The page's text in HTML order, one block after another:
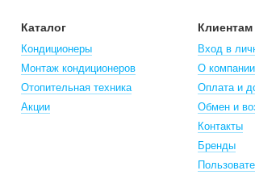
Каталог
Кондиционеры
Монтаж кондиционеров
Отопительная техника
Акции
Клиентам
Вход в
О компании
Оплата и
Обмен и
Контакты
Бренды